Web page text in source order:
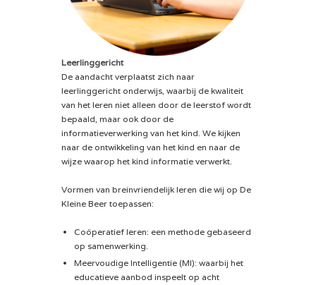
Leerlinggericht
De aandacht verplaatst zich naar
leerlinggericht onderwijs, waarbij de kwaliteit
van het leren niet alleen door de leerstof wordt
bepaald, maar ook door de
informatieverwerking van het kind. We kijken
naar de ontwikkeling van het kind en naar de
wijze waarop het kind informatie verwerkt.
Vormen van breinvriendelijk leren die wij op De
Kleine Beer toepassen:
Coöperatief leren: een methode gebaseerd
op samenwerking.
Meervoudige Intelligentie (MI): waarbij het
educatieve aanbod inspeelt op acht